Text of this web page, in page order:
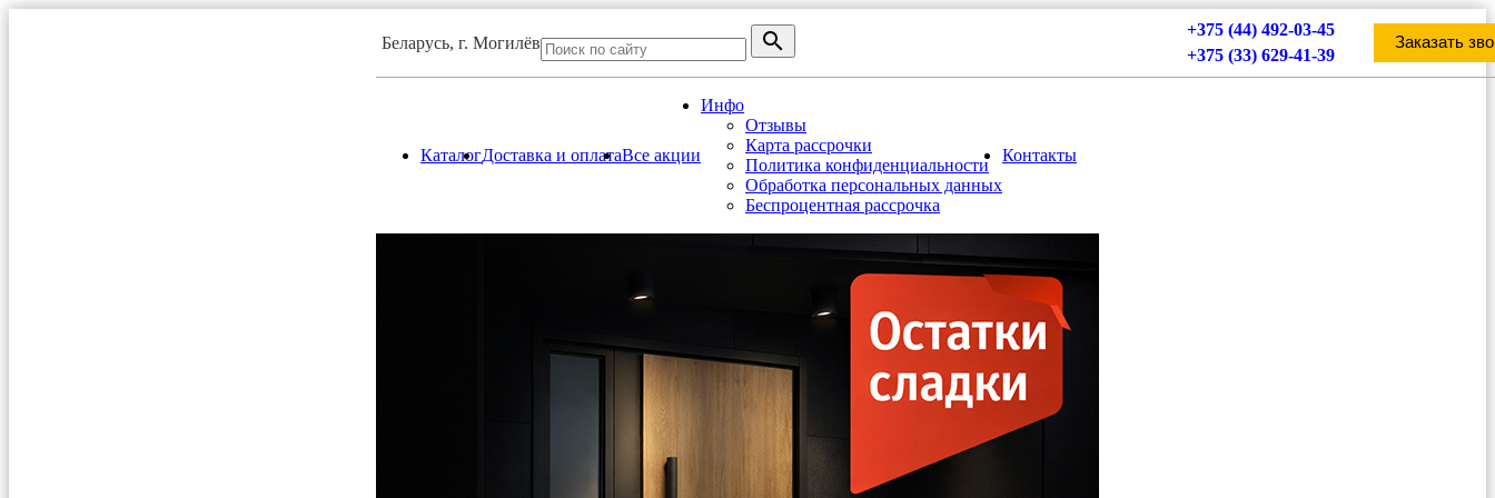
Беларусь, г. Могилёв
+375 (44) 492-03-45
+375 (33) 629-41-39
Заказать
КаталогДоставка и оплатаВсе акции
Инфо
Отзывы
Карта рассрочки
Политика конфиденциальности
Обработка персональных данных
Беспроцентная рассрочка
Контакты